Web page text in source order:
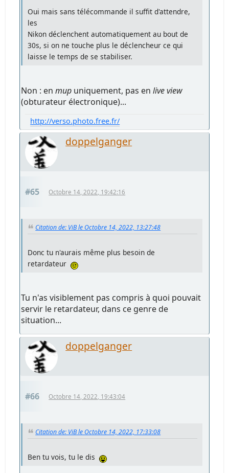
Oui mais sans télécommande il suffit d'attendre,
les
Nikon déclenchent automatiquement au bout de
30s, si on ne touche plus le déclencheur ce qui
laisse le temps de se stabiliser.
Non : enmup uniquement, pas enlive view
(obturateur électronique)...
http://verso.photo.free.fr/
doppelganger
#65 Octobre 14, 2022, 19:42:16
Citation de: ViB le Octobre 14, 2022, 13:27:48
Donc tu n'aurais même plus besoin de
retardateur
Tu n'as visiblement pas compris à quoi pouvait
servir le retardateur, dans ce genre de
situation...
doppelganger
#66 Octobre 14, 2022, 19:43:04
Citation de: ViB le Octobre 14, 2022, 17:33:08
Ben tu vois, tu le dis